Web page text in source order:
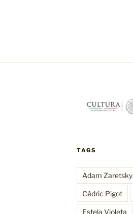
TAGS
Adam Zaretsky
Cédric Pigot
Estela Violeta